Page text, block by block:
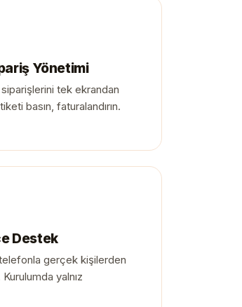
Yönetimi
tek ekrandan
basın, faturalandırın.
Destek
gerçek kişilerden
yalnız